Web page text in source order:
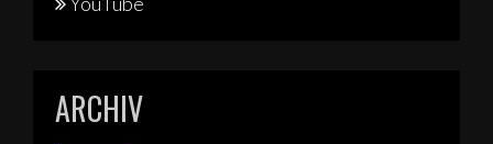
ARCHIV